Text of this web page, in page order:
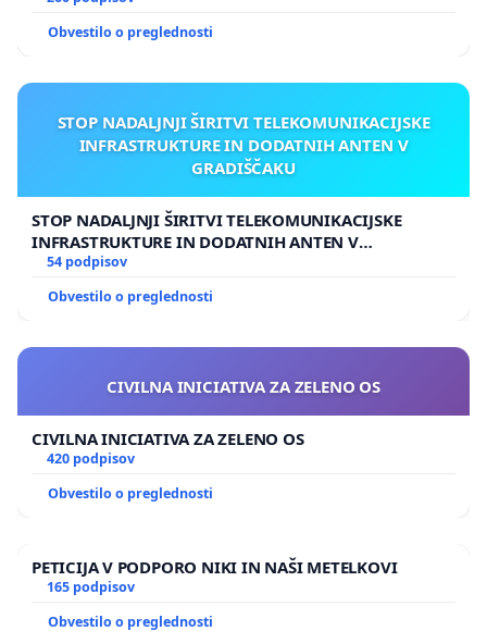
Obvestilo o preglednosti
STOP NADALJNJI ŠIRITVI TELEKOMUNIKACIJSKE
INFRASTRUKTURE IN DODATNIH ANTEN V
GRADIŠČAKU
STOP NADALJNJI ŠIRITVI TELEKOMUNIKACIJSKE
INFRASTRUKTURE IN DODATNIH ANTEN V
GRADIŠČAKU
54 podpisov
Obvestilo o preglednosti
CIVILNA INICIATIVA ZA ZELENO OS
CIVILNA INICIATIVA ZA ZELENO OS
420 podpisov
Obvestilo o preglednosti
PETICIJA V PODPORO NIKI IN NAŠI METELKOVI
165 podpisov
Obvestilo o preglednosti